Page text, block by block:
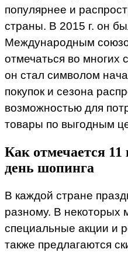
популярнее и
страны. В 2015 г. он
Международным
отмечаться во многих
он стал символом
покупок и сезона
возможностью для
товары по выгодным
Как отмечается
день шопинга
В каждой стране
разному. В некоторых
специальные акции и
также предлагаются